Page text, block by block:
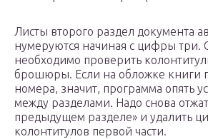
Листы второго раздел документа
нумеруются начиная с цифры три.
необходимо проверить
брошюры. Если на обложке книги
номера, значит, программа опять
между разделами. Надо снова
предыдущем разделе» и удалить
колонтитулов первой части.